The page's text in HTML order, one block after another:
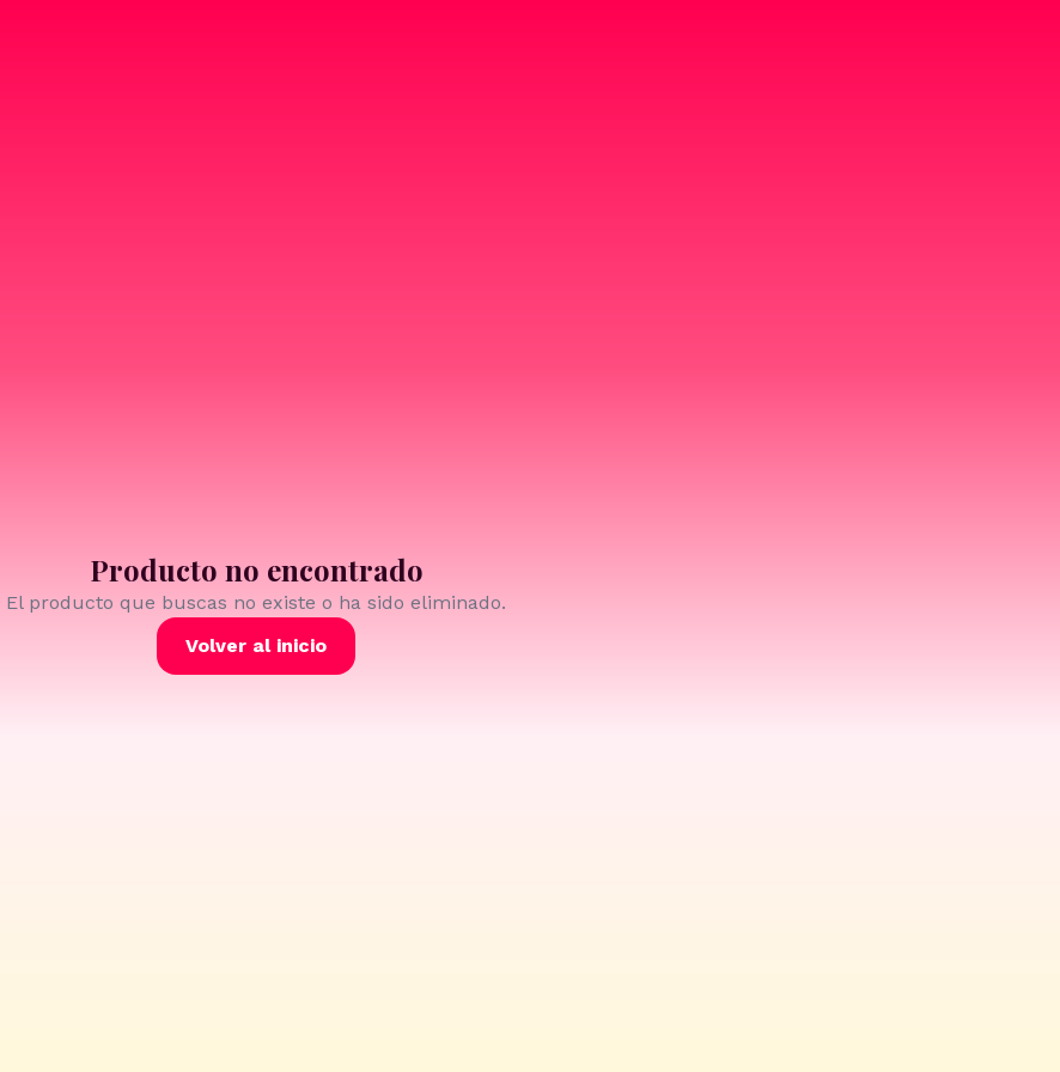
Producto no encontrado
El producto que buscas no existe o ha sido eliminado.
Volver al inicio